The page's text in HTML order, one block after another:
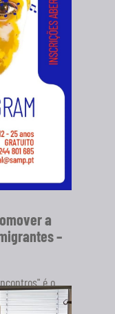
a
–
é o
dos